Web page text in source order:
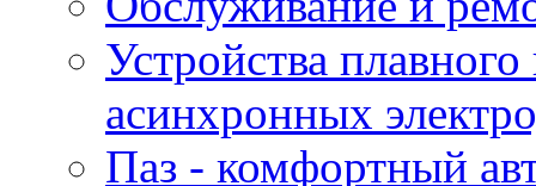
Устройства
асинхронных
Паз - комфортный